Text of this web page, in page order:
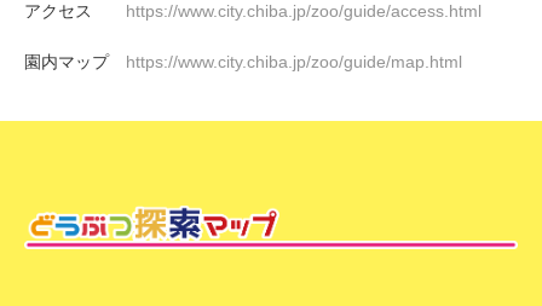
アクセス https://www.city.chiba.jp/zoo/guide/access.html
園内マップ https://www.city.chiba.jp/zoo/guide/map.html